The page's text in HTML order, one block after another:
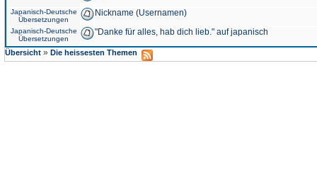
Japanisch-Deutsche
Übersetzungen
Nickname (Usernamen)
Japanisch-Deutsche
Übersetzungen
"Danke für alles, hab dich lieb." auf japanisch
Übersicht » Die heissesten Themen